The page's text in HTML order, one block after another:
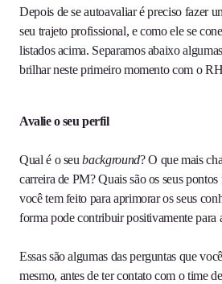
Depois de se autoavaliar é preciso fazer
seu trajeto profissional, e como ele se
listados acima. Separamos abaixo
brilhar neste primeiro momento com o
Avalie o seu perfil
Qual é o seubackground? O que mais
carreira de PM? Quais são os seus
você tem feito para aprimorar os seus
forma pode contribuir positivamente para
Essas são algumas das perguntas que
mesmo, antes de ter contato com o time